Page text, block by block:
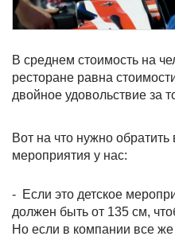
В среднем стоимость на
ресторане равна
двойное удовольствие за
Вот на что нужно
мероприятия у нас:
- Если это детское
должен быть от 135 см,
Но если в компании все